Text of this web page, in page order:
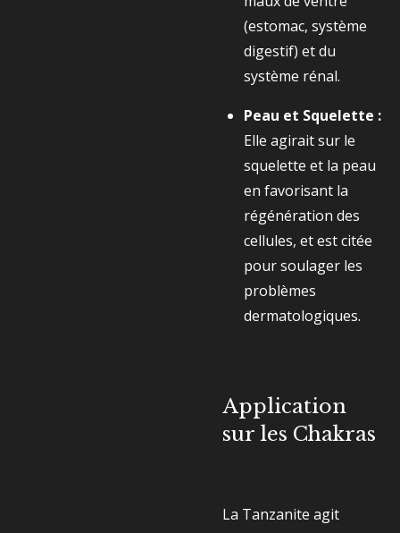
(estomac, système
digestif) et du
système rénal.
Peau et Squelette :
Elle agirait sur le
squelette et la peau
en favorisant la
régénération des
cellules, et est citée
pour soulager les
problèmes
dermatologiques.
Application
sur les Chakras
La Tanzanite agit